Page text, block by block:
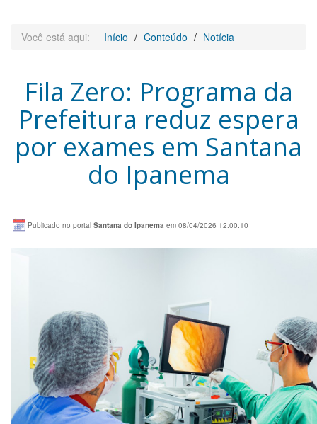
Você está aqui: Início Conteúdo Notícia
Fila Zero: Programa da
Prefeitura reduz espera
por exames em Santana
do Ipanema
Publicado no portal Santana do Ipanema em 08/04/2026 12:00:10